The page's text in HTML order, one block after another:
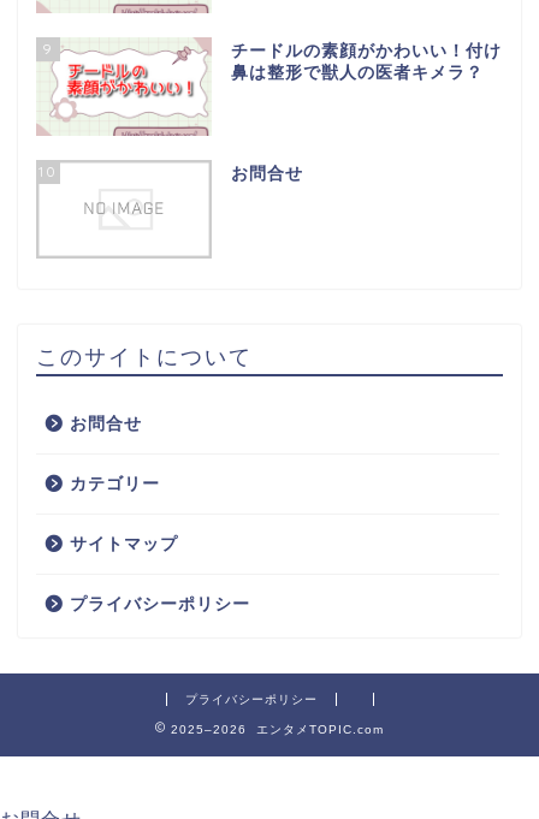
9
チードルの素顔がかわいい！付け
鼻は整形で獣人の医者キメラ？
10 お問合せ
このサイトについて
お問合せ
カテゴリー
サイトマップ
プライバシーポリシー
プライバシーポリシー
2025–2026 エンタメTOPIC.com